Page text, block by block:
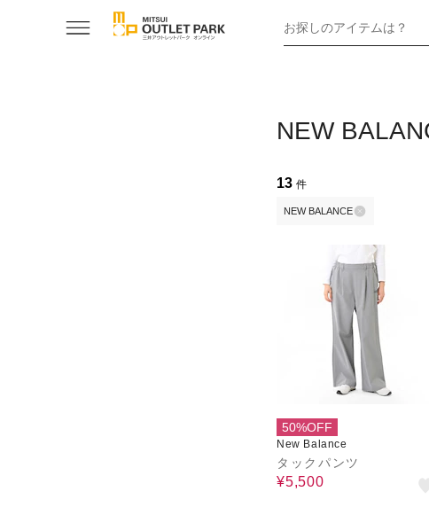
お探しのアイテムは？
NEW
13 件
NEW BALANCE
50%OFF
New Balance
タックパンツ
¥5,500